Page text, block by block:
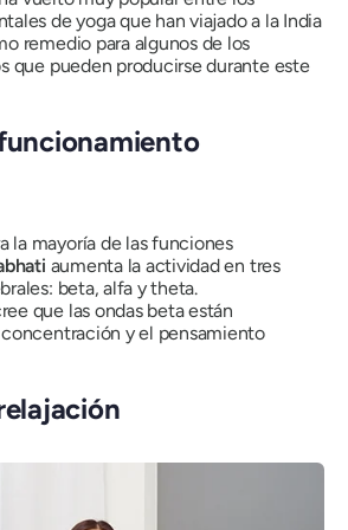
de yoga que han viajado a la India
remedio para algunos de los
que pueden producirse durante este
la mayoría de las funciones
aumenta la actividad en tres
beta, alfa y theta.
que las ondas beta están
y el pensamiento